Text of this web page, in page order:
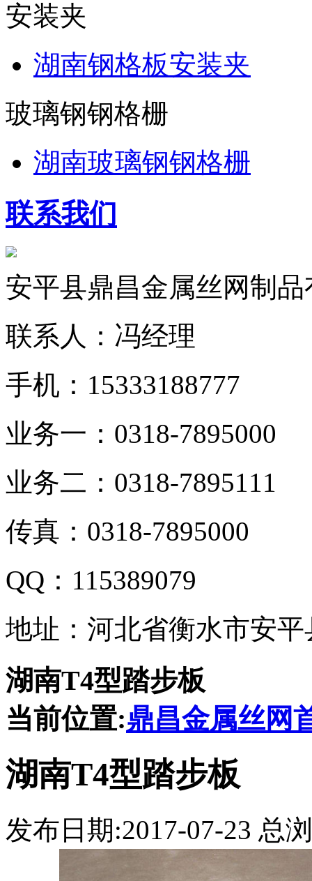
安装夹
湖南钢格板安装夹
玻璃钢钢格栅
湖南玻璃钢钢格栅
联系我们
安平县鼎昌金属丝网制
联系人：冯经理
手机：15333188777
业务一：0318-7895000
业务二：0318-7895111
传真：0318-7895000
QQ：115389079
地址：河北省衡水市安
湖南T4型踏步板
当前位置:鼎昌金属丝网
湖南T4型踏步板
发布日期:2017-07-23 总